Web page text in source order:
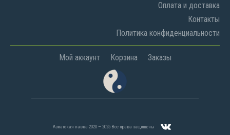
Оплата и доставка
Контакты
Политика конфиденциальности
Мой аккаунт Корзина Заказы
Азиатская лавка 2020 — 2025 Все права защищены